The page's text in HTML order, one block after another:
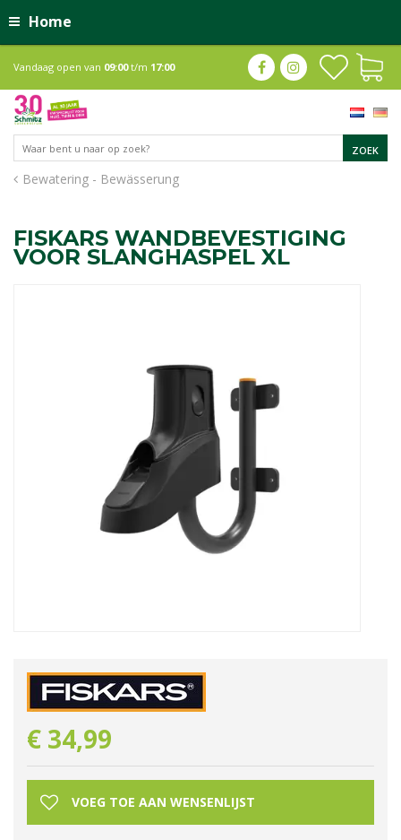
Home
Bewatering - Bewässerung
Vandaag open van 09:00t/m 17:00
FISKARS WANDBEVESTIGING
VOOR SLANGHASPEL XL
€ 34,99